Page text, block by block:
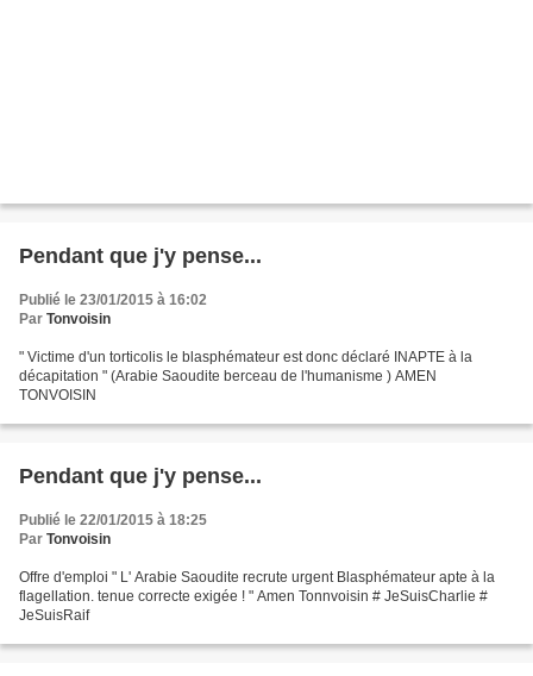
Pendant que j'y pense...
Publié le 23/01/2015 à 16:02
Par Tonvoisin
" Victime d'un torticolis le blasphémateur est donc déclaré INAPTE à la
décapitation " (Arabie Saoudite berceau de l'humanisme ) AMEN
TONVOISIN
Pendant que j'y pense...
Publié le 22/01/2015 à 18:25
Par Tonvoisin
Offre d'emploi " L' Arabie Saoudite recrute urgent Blasphémateur apte à la
flagellation. tenue correcte exigée ! " Amen Tonnvoisin # JeSuisCharlie #
JeSuisRaif